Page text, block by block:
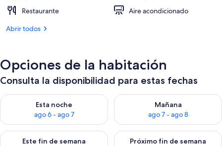
Restaurante
Aire acondicionado
Abrir todos
Opciones de la habitación
Consulta la disponibilidad para estas fechas
Esta noche
ago 6 - ago 7
Consulta la disponibilidad para esta noche, ago 6 - ago 7
Mañana
ago 7 - ago 8
Consulta la disponibilidad
Este fin de semana
Consulta la disponibilidad para este fin de semana, ago 7 -
Próximo fin de semana
Consulta la disponibilidad